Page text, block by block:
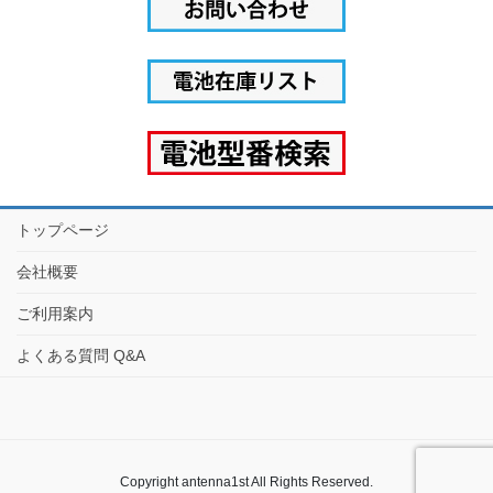
トップページ
会社概要
ご利用案内
よくある質問 Q&A
Copyright antenna1st All Rights Reserved.